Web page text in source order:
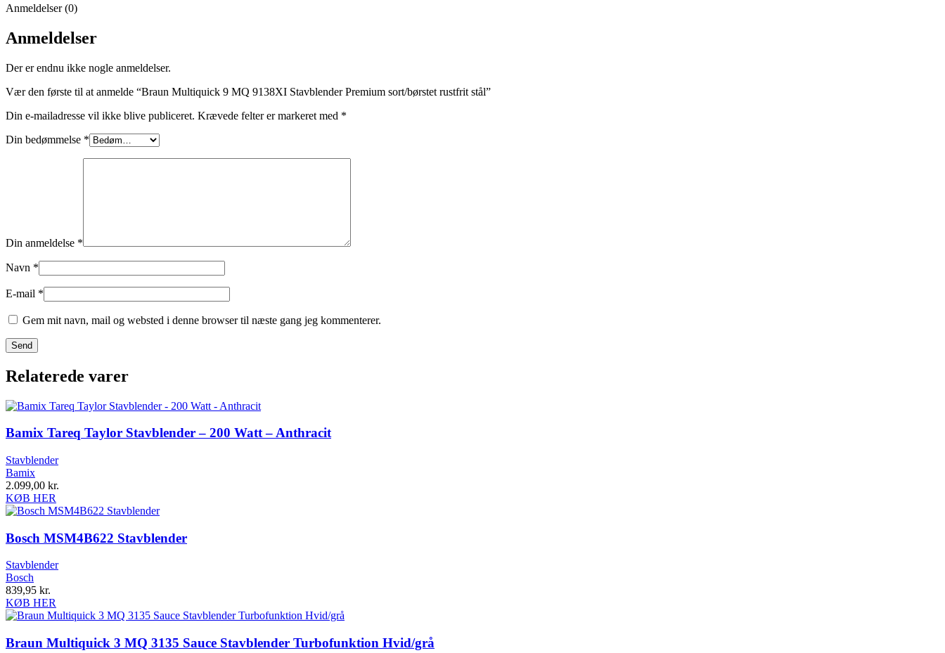
Anmeldelser (0)
Anmeldelser
Der er endnu ikke nogle anmeldelser.
Vær den første til at anmelde “Braun Multiquick 9 MQ 9138XI Stavblender Premium sort/børstet rustfrit stål”
Din e-mailadresse vil ikke blive publiceret. Krævede felter er markeret med *
Din bedømmelse *
Din anmeldelse *
Navn *
E-mail *
Gem mit navn, mail og websted i denne browser til næste gang jeg kommenterer.
Relaterede varer
Bamix Tareq Taylor Stavblender – 200 Watt – Anthracit
Stavblender
Bamix
2.099,00 kr.
KØB HER
Bosch MSM4B622 Stavblender
Stavblender
Bosch
839,95 kr.
KØB HER
Braun Multiquick 3 MQ 3135 Sauce Stavblender Turbofunktion Hvid/grå